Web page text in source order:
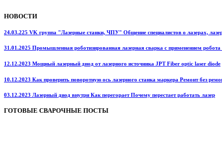
НОВОСТИ
24.03.225 VK группа "Лазерные станки, ЧПУ" Общение специалистов о лазерах,
31.01.2025 Промышленная роботизированная лазерная сварка с применением
12.12.2023 Мощный лазерный диод от лазерного источника JPT Fiber optic laser diode
10.12.2023 Как проверить поворотную ось лазерного станка маркера Ремонт без
03.12.2023 Лазерный диод внутри Как перегорает Почему перестает работать лазер
ГОТОВЫЕ СВАРОЧНЫЕ ПОСТЫ